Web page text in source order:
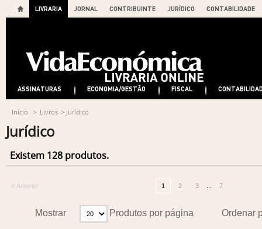
LIVRARIA JORNAL CONTRIBUINTE JURÍDICO CONTABILIDADE
ASSINATURAS ECONOMIA/GESTÃO FISCAL
Início > Livros > Jurídico
Jurídico
Existem 128 produtos.
« Anterior 1 2 3 ... 7
Ordenar
Mostrar Produtos por página